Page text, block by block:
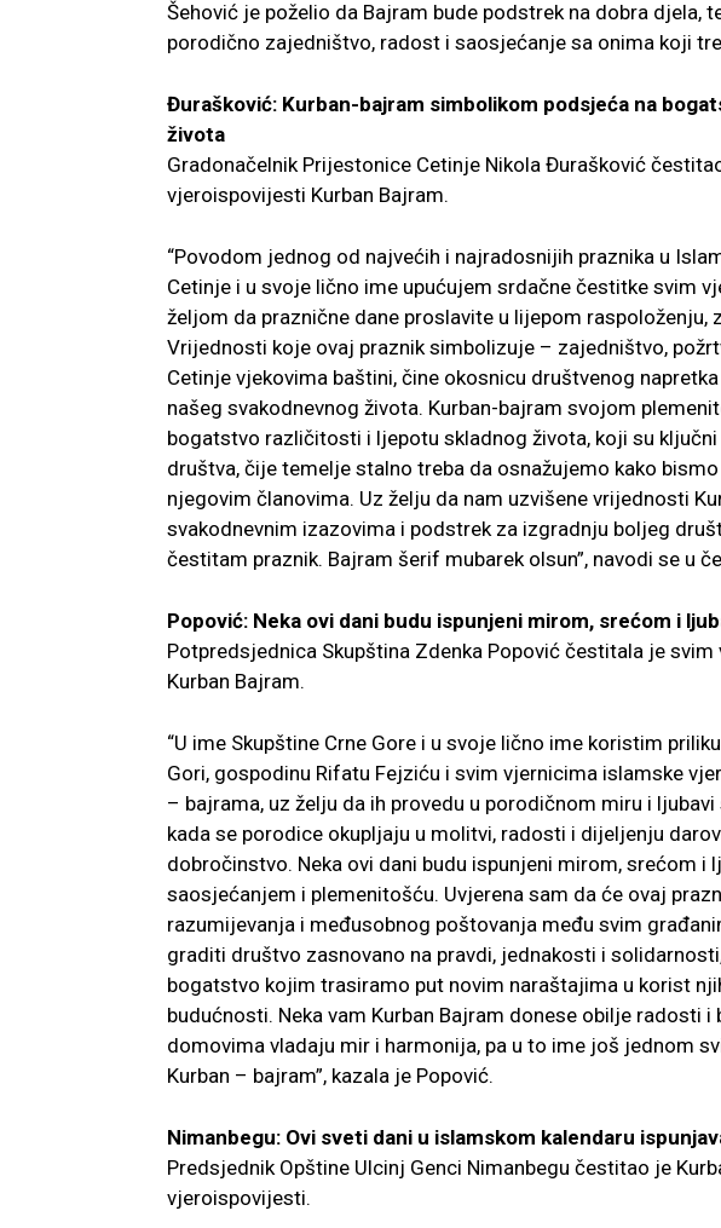
Šehović je poželio da Bajram bude podstrek na dobra djela,
porodično zajedništvo, radost i saosjećanje sa onima koji
Đurašković: Kurban-bajram simbolikom podsjeća na
života
Gradonačelnik Prijestonice Cetinje Nikola Đurašković
vjeroispovijesti Kurban Bajram.
“Povodom jednog od najvećih i najradosnijih praznika u
Cetinje i u svoje lično ime upućujem srdačne čestitke svim
željom da praznične dane proslavite u lijepom
Vrijednosti koje ovaj praznik simbolizuje – zajedništvo,
Cetinje vjekovima baštini, čine okosnicu društvenog
našeg svakodnevnog života. Kurban-bajram svojom
bogatstvo različitosti i ljepotu skladnog života, koji su
društva, čije temelje stalno treba da osnažujemo kako
njegovim članovima. Uz želju da nam uzvišene vrijednosti
svakodnevnim izazovima i podstrek za izgradnju boljeg
čestitam praznik. Bajram šerif mubarek olsun”, navodi se u
Popović: Neka ovi dani budu ispunjeni mirom, srećom i
Potpredsjednica Skupština Zdenka Popović čestitala je
Kurban Bajram.
“U ime Skupštine Crne Gore i u svoje lično ime koristim
Gori, gospodinu Rifatu Fejziću i svim vjernicima islamske
– bajrama, uz želju da ih provedu u porodičnom miru i
kada se porodice okupljaju u molitvi, radosti i dijeljenju
dobročinstvo. Neka ovi dani budu ispunjeni mirom, srećom i
saosjećanjem i plemenitošću. Uvjerena sam da će ovaj
razumijevanja i međusobnog poštovanja među svim
graditi društvo zasnovano na pravdi, jednakosti i
bogatstvo kojim trasiramo put novim naraštajima u korist
budućnosti. Neka vam Kurban Bajram donese obilje radosti i
domovima vladaju mir i harmonija, pa u to ime još jednom
Kurban – bajram”, kazala je Popović.
Nimanbegu: Ovi sveti dani u islamskom kalendaru
Predsjednik Opštine Ulcinj Genci Nimanbegu čestitao je
vjeroispovijesti.